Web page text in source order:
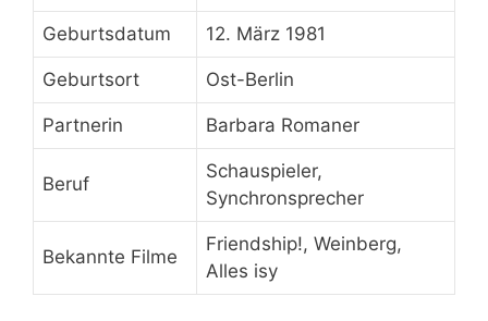
Geburtsdatum 12. März 1981
Geburtsort Ost-Berlin
Partnerin Barbara Romaner
Beruf
Schauspieler,
Synchronsprecher
Bekannte Filme
Friendship!, Weinberg,
Alles isy